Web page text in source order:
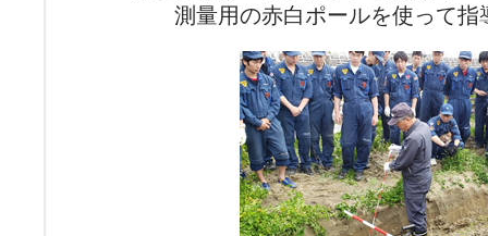
測量用の赤白ポールを使って指